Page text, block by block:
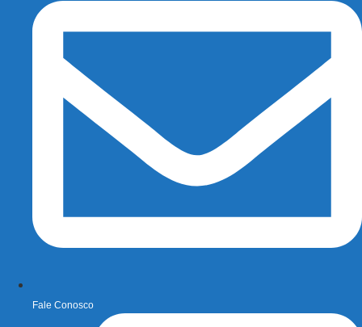
Fale Conosco